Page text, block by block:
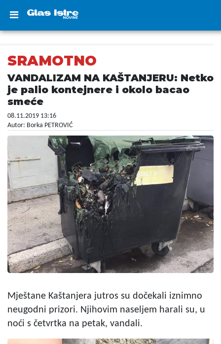
SRAMOTNO
VANDALIZAM NA KAŠTANJERU: Netko
je palio kontejnere i okolo bacao
smeće
08.11.2019 13:16
Autor: Borka PETROVIĆ
Mještane Kaštanjera jutros su dočekali iznimno
neugodni prizori. Njihovim naseljem harali su, u
noći s četvrtka na petak, vandali.